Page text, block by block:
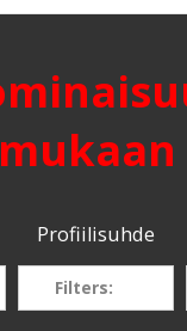
mukaan
Profiilisuhde
Filters: